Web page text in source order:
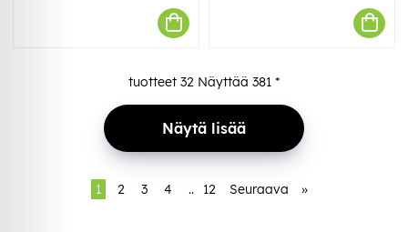
tuotteet 32 Näyttää 381 *
Näytä lisää
1 2 3 4 .. 12 Seuraava »